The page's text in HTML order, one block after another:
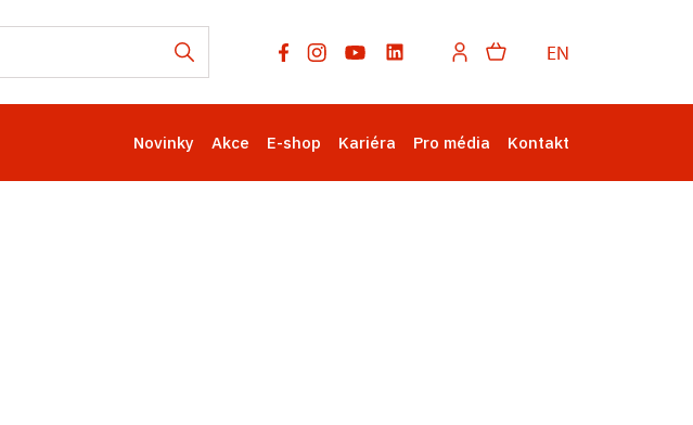
EN
Novinky Akce E-shop Kariéra Pro média Kontakt